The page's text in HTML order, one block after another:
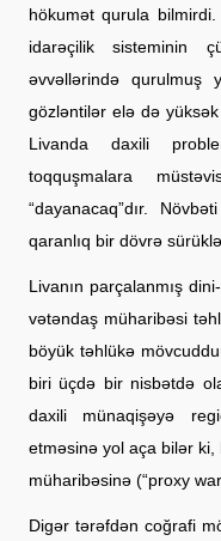
hökumət qurula bilmirdi.
idarəçilik sisteminin
əvvəllərində qurulmuş
gözləntilər elə də
Livanda daxili
toqquşmalara
“dayanacaq”dır.
qaranlıq bir dövrə
Livanın parçalanmış
vətəndaş müharibəsi
böyük təhlükə
biri üçdə bir nisbətdə
daxili münaqişəyə
etməsinə yol aça bilər
müharibəsinə (“proxy
Digər tərəfdən coğrafi